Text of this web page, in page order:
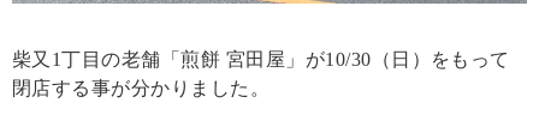
柴又1丁目の老舗「煎餅 宮田屋」が10/30（日）をもって
閉店する事が分かりました。